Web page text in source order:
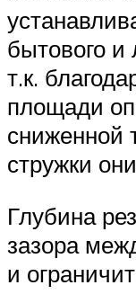
бытового и
т.к.
площади
сниженной
стружки
Глубина
зазора
и